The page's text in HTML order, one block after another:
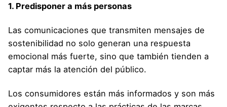
1. Predisponer a más personas
Las comunicaciones que transmiten mensajes de
sostenibilidad no solo generan una respuesta
emocional más fuerte, sino que también tienden a
captar más la atención del público.
Los consumidores están más informados y son más